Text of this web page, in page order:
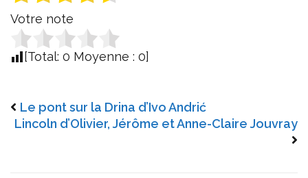
Votre note
[Total: 0 Moyenne : 0]
Le pont sur la Drina d’Ivo Andrić
Lincoln d’Olivier, Jérôme et Anne-Claire Jouvray